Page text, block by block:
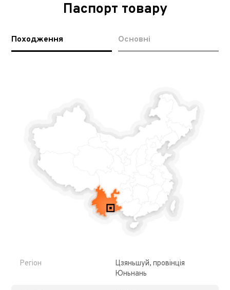
Паспорт товару
Походження Основні
Регіон
Цзяньшуй, провінція
Юньнань